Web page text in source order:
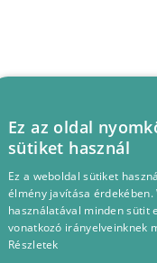
Ez az oldal
sütiket használ
Ez a weboldal sütiket
élmény javítása érdekében.
használatával minden sütit
vonatkozó irányelveinknek
Részletek